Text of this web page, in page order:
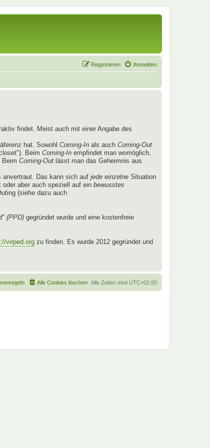
Anmelden
Registrieren
findet. Meist auch mit einer Angabe des
hat. Sowohl Coming-In als auch Coming-Out
Beim Coming-In empfindet man womöglich,
Beim Coming-Out lässt man das Geheimnis aus
anvertraut. Das kann sich auf jede einzelne Situation
oder aber auch speziell auf ein bewusstes
(siehe dazu auch
(PPD) gegründet wurde und eine kostenfreie
virped.org zu finden. Es wurde 2012 gegründet und
Alle Zeiten sind UTC+02:00
Alle Cookies löschen